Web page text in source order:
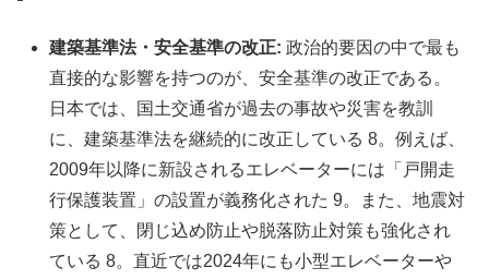
建築基準法・安全基準の改正: 政治的要因の中で最も
直接的な影響を持つのが、安全基準の改正である。
日本では、国土交通省が過去の事故や災害を教訓
に、建築基準法を継続的に改正している 8。例えば、
2009年以降に新設されるエレベーターには「戸開走
行保護装置」の設置が義務化された 9。また、地震対
策として、閉じ込め防止や脱落防止対策も強化され
ている 8。直近では2024年にも小型エレベーターや